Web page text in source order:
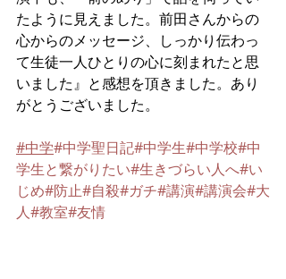
たように見えました。前田さんからの
心からのメッセージ、しっかり伝わっ
て生徒一人ひとりの心に刻まれたと思
いました』と感想を頂きました。あり
がとうございました。
#中学#中学聖日記#中学生#中学校#中
学生と繋がりたい#生きづらい人へ#い
じめ#防止#自殺#ガチ#講演#講演会#大
人#教室#友情